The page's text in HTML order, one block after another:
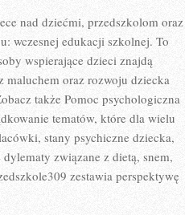
nad dziećmi, przedszkolom oraz
wczesnej edukacji szkolnej. To
wspierające dzieci znajdą
maluchem oraz rozwoju dziecka
także Pomoc psychologiczna
tematów, które dla wielu
stany psychiczne dziecka,
związane z dietą, snem,
zestawia perspektywę